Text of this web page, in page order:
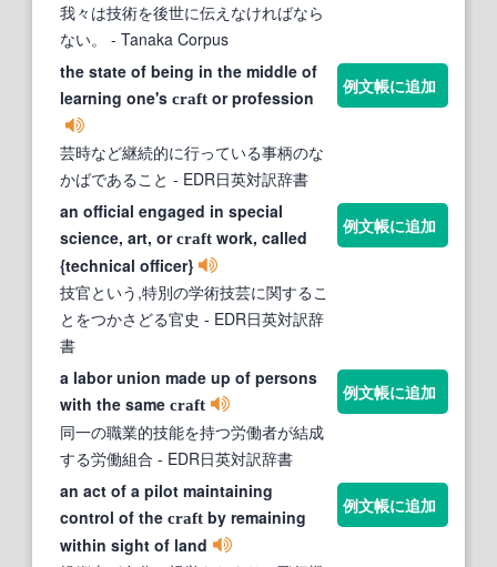
我々は技術を後世に伝えなければなら
ない。
- Tanaka Corpus
the state of being in the middle of
learning one's craft or profession
芸時など継続的に行っている事柄のな
かばであること - EDR日英対訳辞書
例文帳に追加
an official engaged in special
science, art, orcraft work, called
{technical officer}
技官という,特別の学術技芸に関するこ
とをつかさどる官史 - EDR日英対訳辞
書
例文帳に追加
a labor union made up of persons
with the same craft
同一の職業的技能を持つ労働者が結成
する労働組合 - EDR日英対訳辞書
例文帳に追加
an act of a pilot maintaining
control of the craft by remaining
within sight of land
例文帳に追加